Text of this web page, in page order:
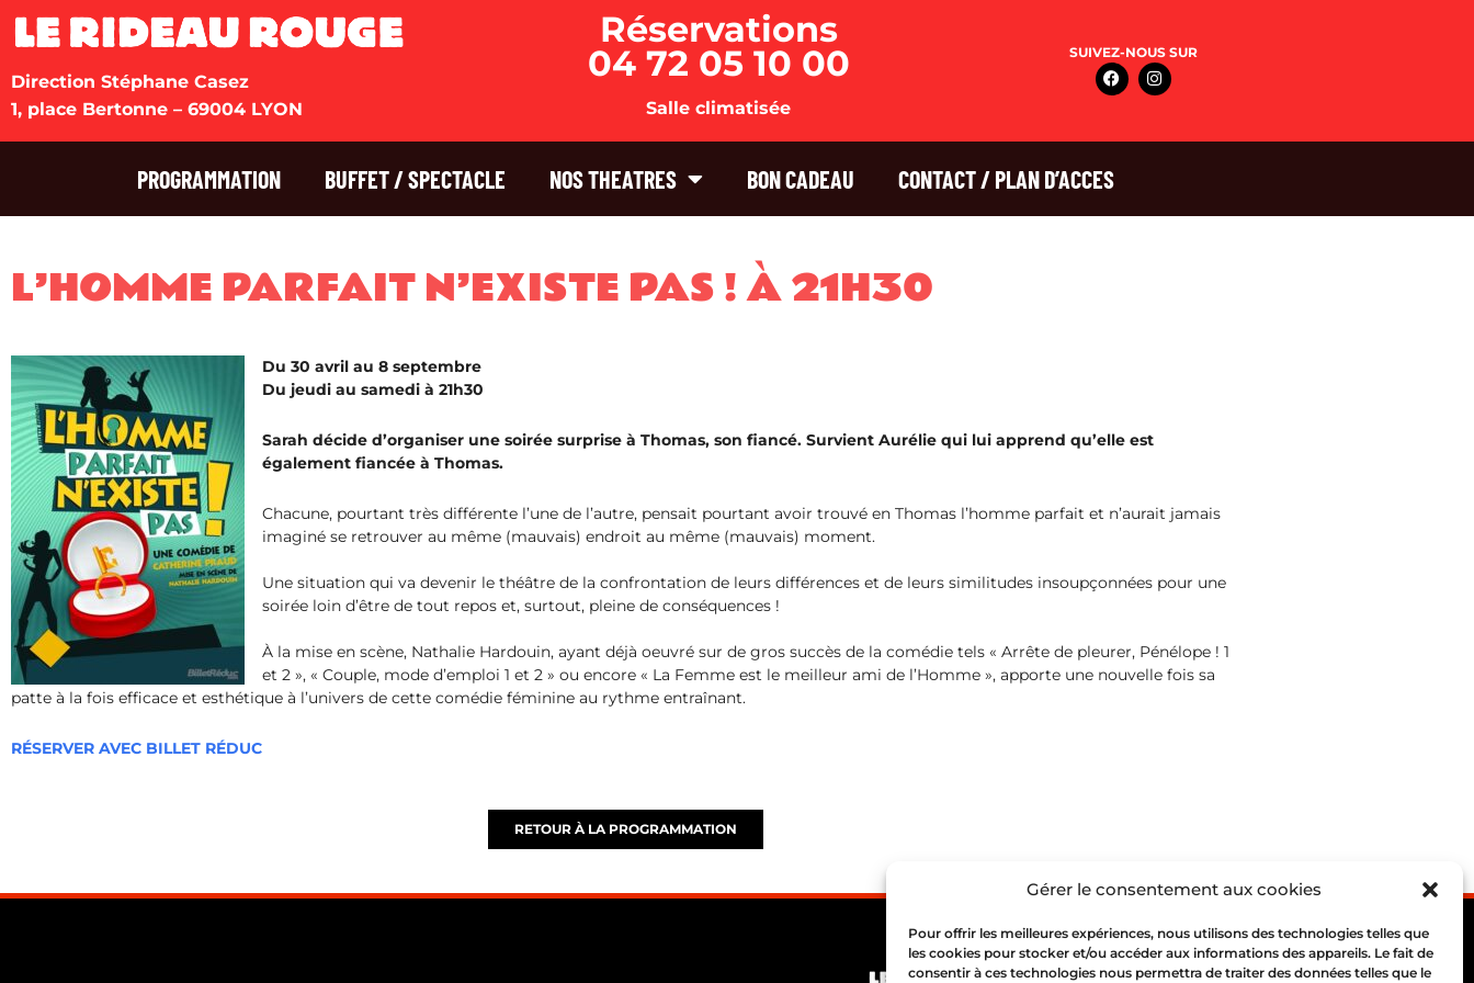
Gérer le consentement aux cookies
Pour offrir les meilleures expériences, nous utilisons des technologies telles que
les cookies pour stocker et/ou accéder aux informations des appareils. Le fait de
consentir à ces technologies nous permettra de traiter des données telles que le
Direction Stéphane Casez
1, place Bertonne – 69004 LYON
Réservations
04 72 05 10 00
Salle climatisée
SUIVEZ-NOUS SUR
PROGRAMMATION BUFFET / SPECTACLE NOS THEATRES BON CADEAU CONTACT / PLAN D’ACCES
L’HOMME PARFAIT N’EXISTE PAS ! À 21H30
Du 30 avril au 8 septembre
Du jeudi au samedi à 21h30
Sarah décide d’organiser une soirée surprise à Thomas, son fiancé. Survient Aurélie qui lui apprend qu’elle est
également fiancée à Thomas.
Chacune, pourtant très différente l’une de l’autre, pensait pourtant avoir trouvé en Thomas l’homme parfait et n’aurait jamais
imaginé se retrouver au même (mauvais) endroit au même (mauvais) moment.
Une situation qui va devenir le théâtre de la confrontation de leurs différences et de leurs similitudes insoupçonnées pour une
soirée loin d’être de tout repos et, surtout, pleine de conséquences !
À la mise en scène, Nathalie Hardouin, ayant déjà oeuvré sur de gros succès de la comédie tels « Arrête de pleurer, Pénélope ! 1
et 2 », « Couple, mode d’emploi 1 et 2 » ou encore « La Femme est le meilleur ami de l’Homme », apporte une nouvelle fois sa
patte à la fois efficace et esthétique à l’univers de cette comédie féminine au rythme entraînant.
RÉSERVER AVEC BILLET RÉDUC
RETOUR À LA PROGRAMMATION